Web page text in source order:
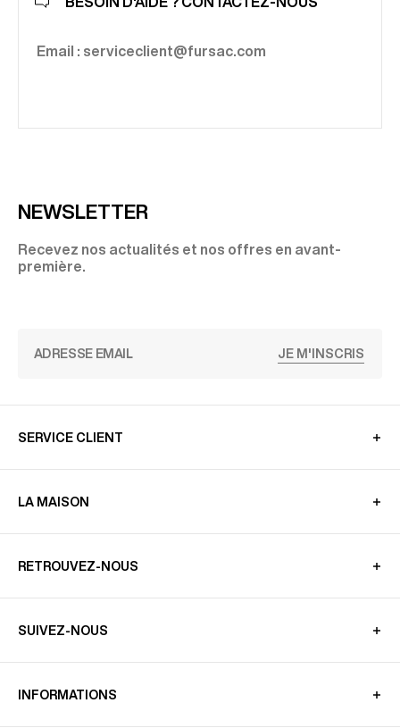
Email : serviceclient@fursac.com
NEWSLETTER
Recevez nos actualités et nos offres en avant-
première.
JE M'INSCRIS
SERVICE CLIENT
LA MAISON
RETROUVEZ-NOUS
SUIVEZ-NOUS
INFORMATIONS